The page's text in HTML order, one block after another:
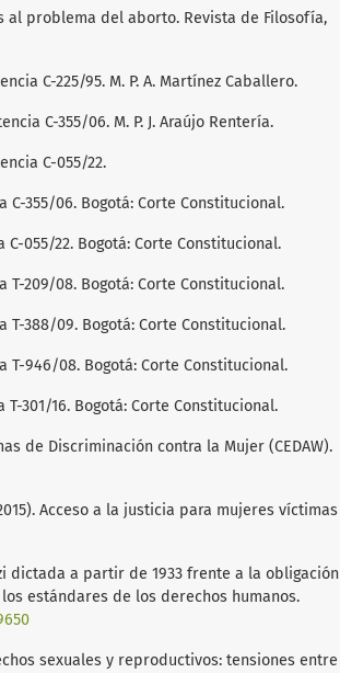
al problema del aborto. Revista de Filosofía,
C-225/95. M. P. A. Martínez Caballero.
C-355/06. M. P. J. Araújo Rentería.
C-055/22.
355/06. Bogotá: Corte Constitucional.
055/22. Bogotá: Corte Constitucional.
T-209/08. Bogotá: Corte Constitucional.
T-388/09. Bogotá: Corte Constitucional.
T-946/08. Bogotá: Corte Constitucional.
301/16. Bogotá: Corte Constitucional.
de Discriminación contra la Mujer (CEDAW).
Acceso a la justicia para mujeres víctimas
dictada a partir de 1933 frente a la obligación
estándares de los derechos humanos.
sexuales y reproductivos: tensiones entre